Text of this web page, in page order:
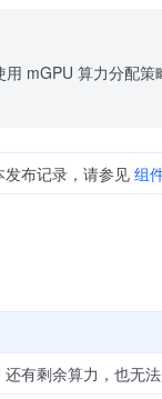
mGPU 算力分配
发布记录，请参见组
有剩余算力，也无法